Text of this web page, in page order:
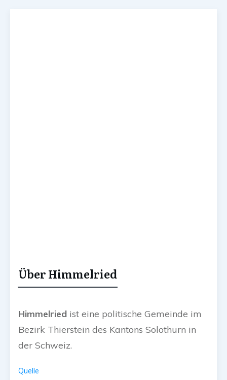
Über Himmelried
Himmelried ist eine politische Gemeinde im
Bezirk Thierstein des Kantons Solothurn in
der Schweiz.
Quelle